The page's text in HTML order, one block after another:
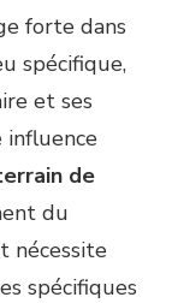
forte dans
spécifique,
et ses
influence
de
du
nécessite
spécifiques